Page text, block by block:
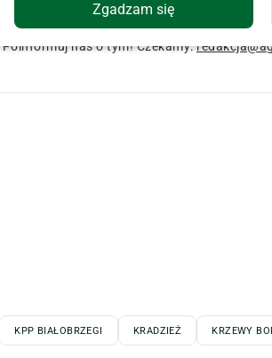
mu kara od 3 miesięcy do 5 lat
nas o tym! Czekamy:
KPP BIAŁOBRZEGI KRADZIEŻ KRZEWY
Zgadzam się